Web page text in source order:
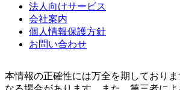
法人向けサービス
会社案内
個人情報保護方針
お問い合わせ
本情報の正確性には万全を期しており